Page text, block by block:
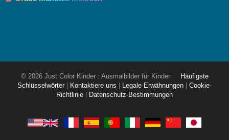
© 2026 Just Color Kinder : Ausmalbilder für Kinder
Häufigste
Schlüsselwörter
Kontaktiere uns Legale Erwähnungen
Cookie-
Richtlinie
Datenschutz-Bestimmungen